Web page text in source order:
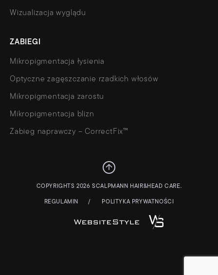
Wizualizacja wyglądu
ZABIEGI
Mikropigmentacja łysienia
Optyczne zagęszczanie rzadkich włosów
Mikropigmentacja zarostu
Mikropigmentacja blizn
Zabieg naprawczy – CorrectFix™
COPYRIGHTS 2026 SCALPMANN HAIR&HEAD CARE.
REGULAMIN POLITYKA PRYWATNOŚCI